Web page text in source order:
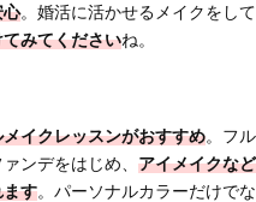
心。婚活に活かせるメイクをして
みてくださいね。
イクレッスンがおすすめ。フル
ンデをはじめ、 アイメイクなど
ます。パーソナルカラーだけでな